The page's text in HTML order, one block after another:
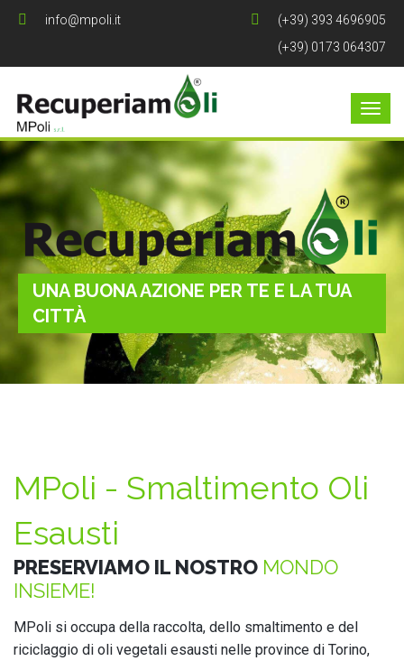
info@mpoli.it
(+39) 393 4696905
(+39) 0173 064307
UNA BUONA AZIONE PER TE E LA TUA
CITTÀ
MPoli - Smaltimento Oli
Esausti
PRESERVIAMO IL NOSTRO MONDO
INSIEME!
MPoli si occupa della raccolta, dello smaltimento e del
riciclaggio di oli vegetali esausti nelle province di Torino,